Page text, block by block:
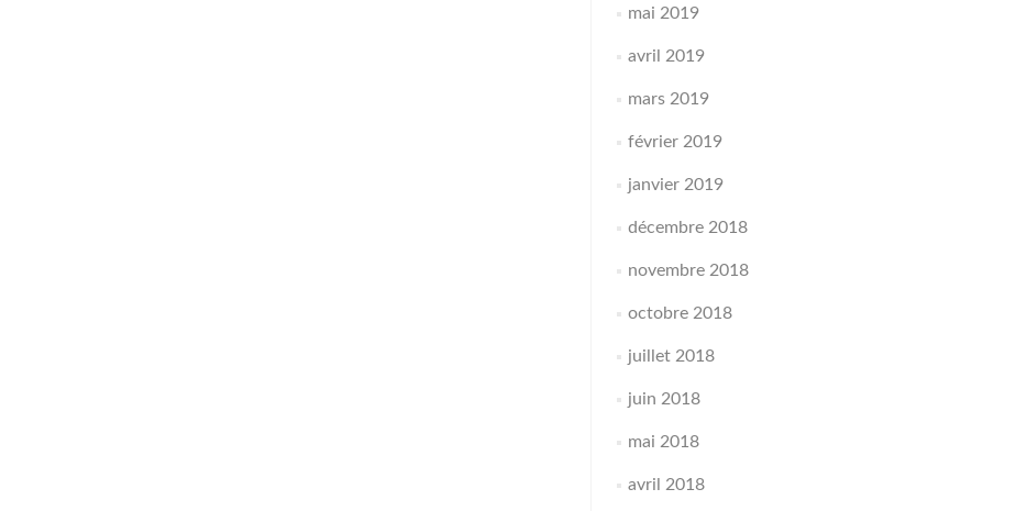
mai 2019
avril 2019
mars 2019
février 2019
janvier 2019
décembre 2018
novembre 2018
octobre 2018
juillet 2018
juin 2018
mai 2018
avril 2018